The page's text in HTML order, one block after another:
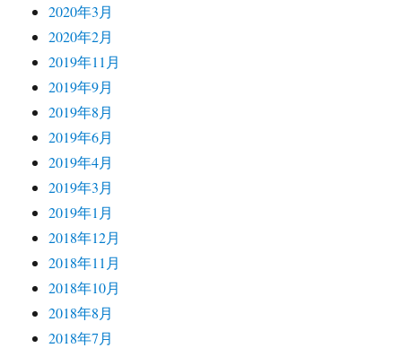
2020年3月
2020年2月
2019年11月
2019年9月
2019年8月
2019年6月
2019年4月
2019年3月
2019年1月
2018年12月
2018年11月
2018年10月
2018年8月
2018年7月